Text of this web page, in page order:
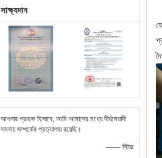
সাক্ষ্যদান
আপনার গ্রাহক হিসাবে, আমি আমাদের মধ্যে দীর্ঘমেয়াদী
সমবায় সম্পর্কের প্রত্যাশায় রয়েছি।
—— স্টিভ